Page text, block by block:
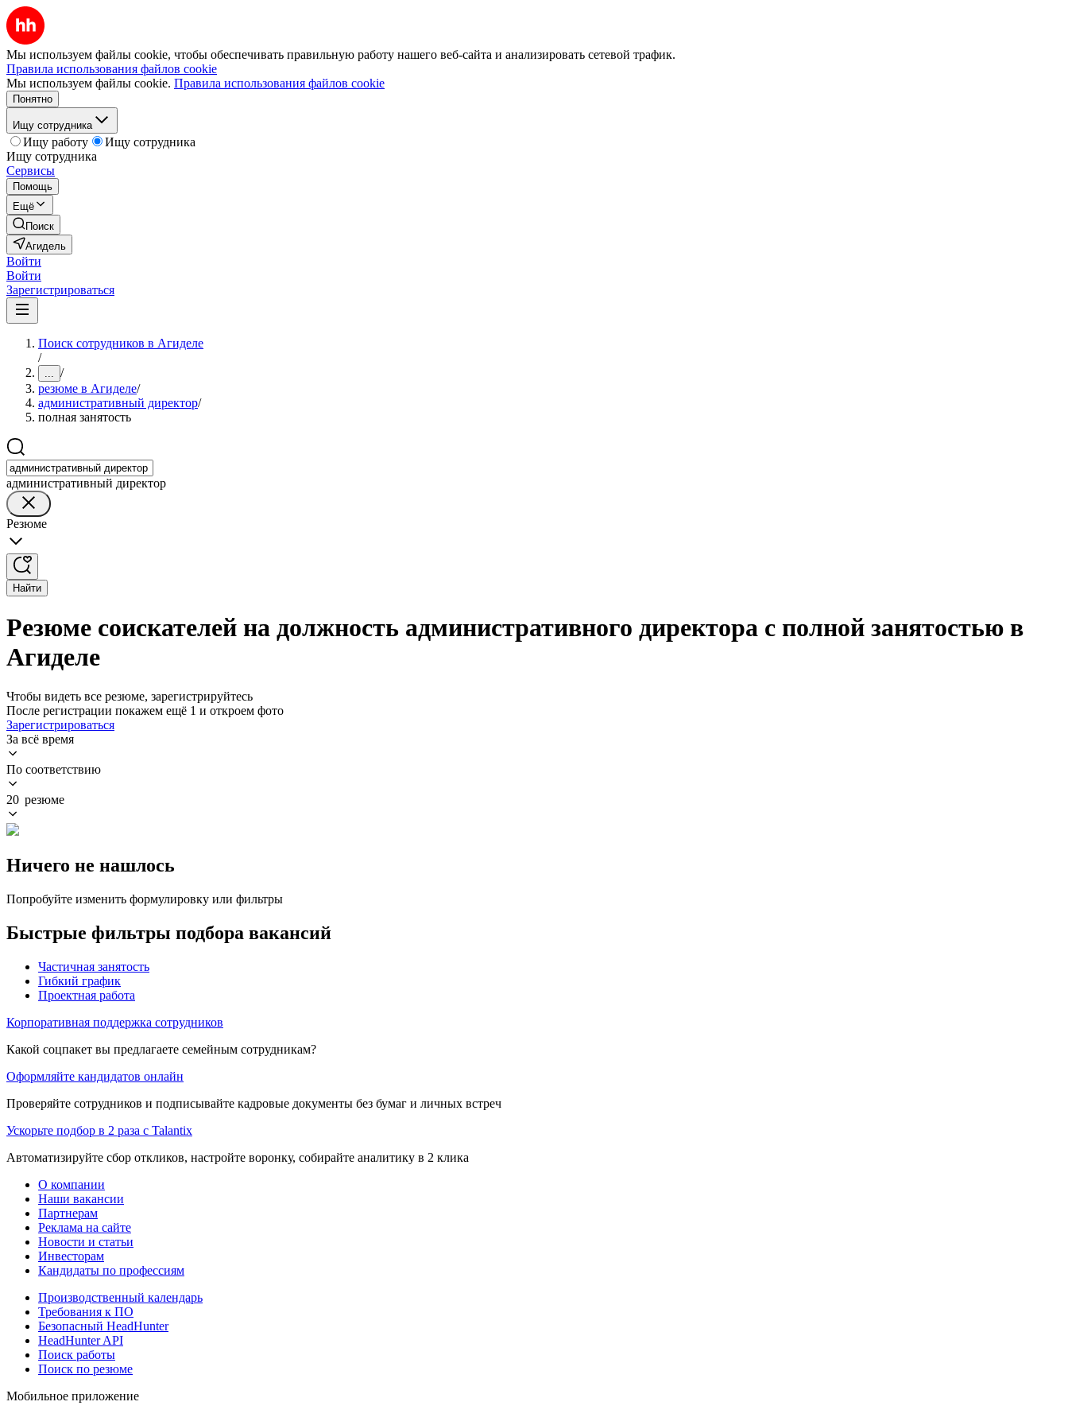
Мы используем файлы cookie, чтобы обеспечивать правильную работу нашего веб-сайта и анализировать сетевой трафик.
Правила использования файлов cookie
Мы используем файлы cookie. Правила использования файлов cookie
Понятно
Ищу сотрудника
Ищу работу
Ищу сотрудника
Ищу сотрудника
Сервисы
Помощь
Ещё
Поиск
Агидель
Войти
Войти
Зарегистрироваться
Поиск сотрудников в Агиделе
/
... /
резюме в Агиделе/
административный директор/
полная занятость
административный директор
Резюме
Найти
Резюме соискателей на должность административного директора с полной занятостью в
Агиделе
Чтобы видеть все резюме, зарегистрируйтесь
После регистрации покажем ещё 1 и откроем фото
Зарегистрироваться
За всё время
По соответствию
20 резюме
Ничего не нашлось
Попробуйте изменить формулировку или фильтры
Быстрые фильтры подбора вакансий
Частичная занятость
Гибкий график
Проектная работа
Корпоративная поддержка сотрудников
Какой соцпакет вы предлагаете семейным сотрудникам?
Оформляйте кандидатов онлайн
Проверяйте сотрудников и подписывайте кадровые документы без бумаг и личных встреч
Ускорьте подбор в 2 раза с Talantix
Автоматизируйте сбор откликов, настройте воронку, собирайте аналитику в 2 клика
О компании
Наши вакансии
Партнерам
Реклама на сайте
Новости и статьи
Инвесторам
Кандидаты по профессиям
Производственный календарь
Требования к ПО
Безопасный HeadHunter
HeadHunter API
Поиск работы
Поиск по резюме
Мобильное приложение